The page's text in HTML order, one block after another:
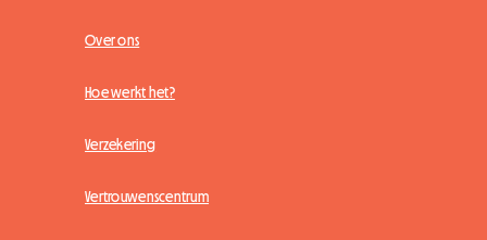
Over ons
Hoe werkt het?
Verzekering
Vertrouwenscentrum